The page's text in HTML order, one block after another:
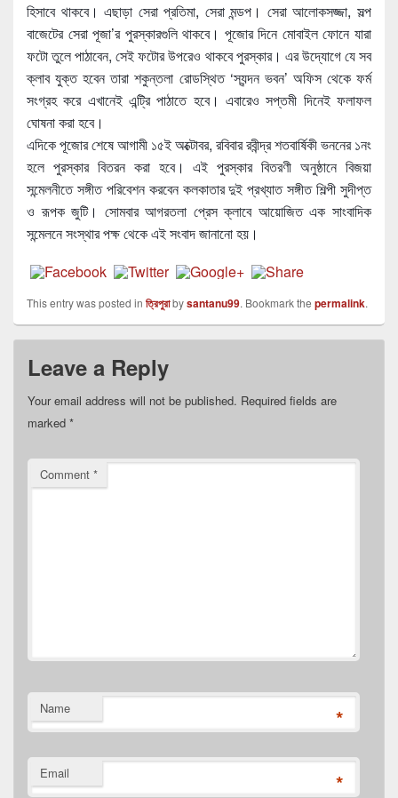
হিসাবে থাকবে। এছাড়া সেরা প্রতিমা, সেরা মন্ডপ। সেরা আলোকসজ্জা, সল্প
বাজেটের সেরা পূজা’র পুরস্কারগুলি থাকবে। পূজোর দিনে মোবাইল ফোনে যারা
ফটো তুলে পাঠাবেন, সেই ফটোর উপরেও থাকবে পুরস্কার। এর উদ্যোগে যে সব
ক্লাব যুক্ত হবেন তারা শকুন্তলা রোডস্থিত ‘স্যন্দন ভবন’ অফিস থেকে ফর্ম
সংগ্রহ করে এখানেই এন্ট্রি পাঠাতে হবে। এবারেও সপ্তমী দিনেই ফলাফল
ঘোষনা করা হবে।
এদিকে পূজোর শেষে আগামী ১৫ই অক্টোবর, রবিবার রবীন্দ্র শতবার্ষিকী ভননের ১নং
হলে পুরস্কার বিতরন করা হবে। এই পুরস্কার বিতরণী অনুষ্ঠানে বিজয়া
সন্মেলনীতে সঙ্গীত পরিবেশন করবেন কলকাতার দুই প্রখ্যাত সঙ্গীত শিল্পী সুদীপ্ত
ও রূপক জুটি। সোমবার আগরতলা প্রেস ক্লাবে আয়োজিত এক সাংবাদিক
সন্মেলনে সংস্থার পক্ষ থেকে এই সংবাদ জানানো হয়।
This entry was posted in ত্রিপুরাbysantanu99. Bookmark the permalink.
Leave a Reply
Your email address will not be published. Required fields are
marked *
Comment *
Name *
Email *